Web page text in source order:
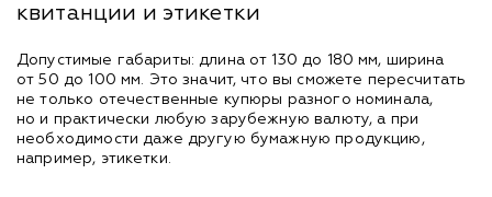
квитанции и этикетки
Допустимые габариты: длина от 130 до 180 мм, ширина
от 50 до 100 мм. Это значит, что вы сможете пересчитать
не только отечественные купюры разного номинала,
но и практически любую зарубежную валюту, а при
необходимости даже другую бумажную продукцию,
например, этикетки.